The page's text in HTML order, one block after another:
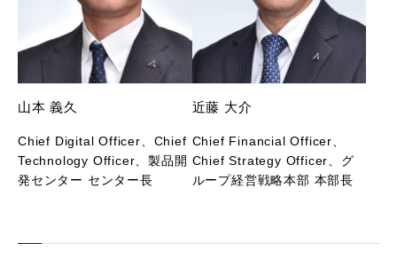
山本 義久
Chief Digital Officer、Chief
Technology Officer、製品開
発センター センター長
近藤 大介
Chief Financial Officer、
Chief Strategy Officer、グ
ループ経営戦略本部 本部長